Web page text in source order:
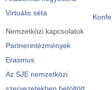
Virtuális séta
Nemzetközi kapcsolatok
Partnerintézmények
Erasmus
Az SJE nemzetközi